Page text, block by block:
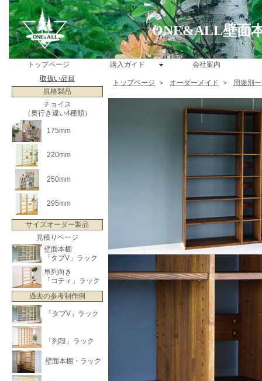
ONE&ALL壁面
トップページ 購入ガイド
会社案内
取扱い品目
規格製品
チョイス
（奥行き違い4種類）
175mm
220mm
250mm
295mm
サイズオーダー製品
見積りページ
壁面本棚
「タブV」ラック
単列向き
「コティ」ラック
過去の参考制作例
「タブV」ラック
「列段」ラック
壁面本棚・ラック
トップページ ＞ オーダーメイド ＞ 用途別